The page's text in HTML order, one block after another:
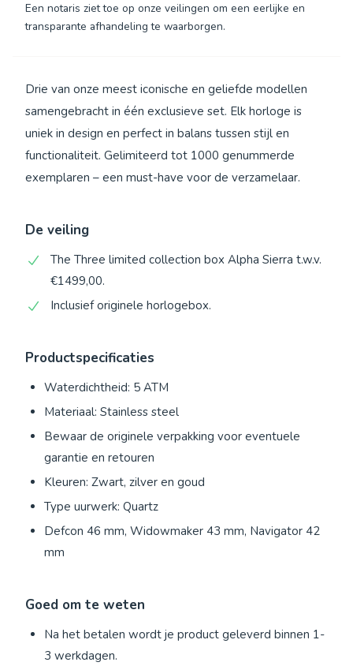
Een notaris ziet toe op onze veilingen om een eerlijke en
transparante afhandeling te waarborgen.
Drie van onze meest iconische en geliefde modellen
samengebracht in één exclusieve set. Elk horloge is
uniek in design en perfect in balans tussen stijl en
functionaliteit. Gelimiteerd tot 1000 genummerde
exemplaren – een must-have voor de verzamelaar.
De veiling
The Three limited collection box Alpha Sierra t.w.v.
€1499,00.
Inclusief originele horlogebox.
Productspecificaties
Waterdichtheid: 5 ATM
Materiaal: Stainless steel
Bewaar de originele verpakking voor eventuele
garantie en retouren
Kleuren: Zwart, zilver en goud
Type uurwerk: Quartz
Defcon 46 mm, Widowmaker 43 mm, Navigator 42
mm
Goed om te weten
Na het betalen wordt je product geleverd binnen 1-
3 werkdagen.